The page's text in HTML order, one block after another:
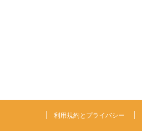
利用規約とプライバシー